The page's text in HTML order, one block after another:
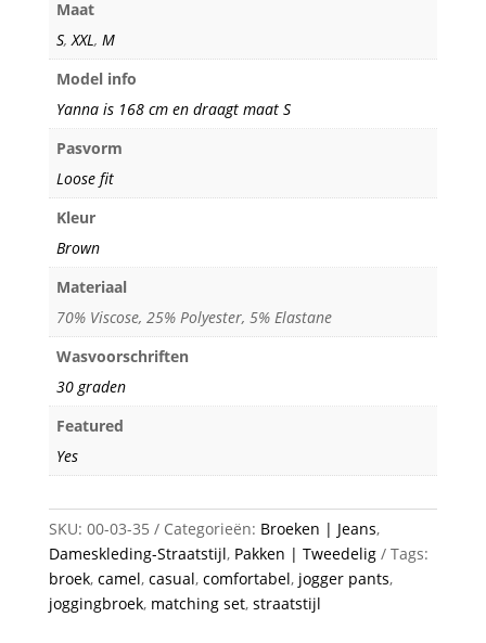
Maat
S,XXL, M
Model info
Yanna is 168 cm en draagt maat S
Pasvorm
Loose fit
Kleur
Brown
Materiaal
70% Viscose, 25% Polyester, 5% Elastane
Wasvoorschriften
30 graden
Featured
Yes
SKU: 00-03-35 Categorieën: Broeken | Jeans,
Dameskleding-Straatstijl, Pakken | Tweedelig
Tags:
broek, camel, casual, comfortabel, jogger pants,
joggingbroek, matching set, straatstijl